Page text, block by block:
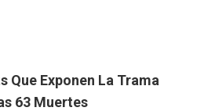
Que Exponen La Trama
63 Muertes